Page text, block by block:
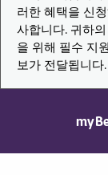
러한 혜택을 신
사합니다. 귀하
을 위해 필수 지
보가 전달됩니다.